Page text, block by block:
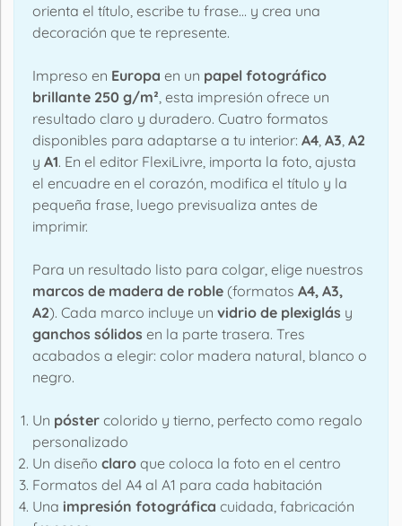
orienta el título, escribe tu frase… y crea una
decoración que te represente.
Impreso en Europa en un papel fotográfico
brillante 250 g/m² , esta impresión ofrece un
resultado claro y duradero. Cuatro formatos
disponibles para adaptarse a tu interior: A4 A3 A2
y A1. En el editor FlexiLivre, importa la foto, ajusta
el encuadre en el corazón, modifica el título y la
pequeña frase, luego previsualiza antes de
imprimir.
Para un resultado listo para colgar, elige nuestros
marcos de madera de roble (formatos A4, A3,
A2). Cada marco incluye un vidrio de plexiglás y
ganchos sólidos en la parte trasera. Tres
acabados a elegir: color madera natural, blanco o
negro.
Un póster colorido y tierno, perfecto como regalo
personalizado
Un diseño claro que coloca la foto en el centro
Formatos del A4 al A1 para cada habitación
Una impresión fotográfica cuidada, fabricación